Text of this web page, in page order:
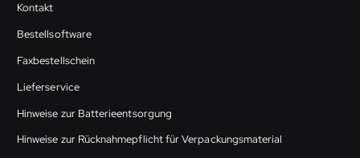
Kontakt
Bestellsoftware
Faxbestellschein
Lieferservice
Hinweise zur Batterieentsorgung
Hinweise zur Rücknahmepflicht für Verpackungsmaterial